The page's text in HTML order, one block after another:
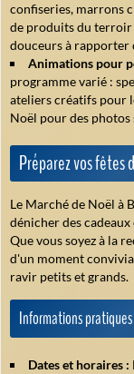
confiseries, marrons
de produits du terroir
douceurs à rapporter
Animations pour
programme varié :
ateliers créatifs pour
Noël pour des
Préparez vos fêtes
Le Marché de Noël à
dénicher des
Que vous soyez à la
d'un moment
ravir petits et grands.
Informations
Dates et horaires :